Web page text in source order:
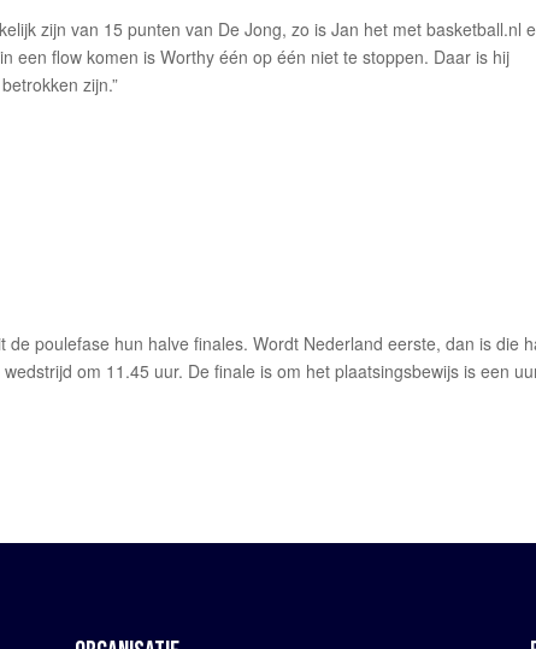
zijn van 15 punten van De Jong, zo is Jan het met basketball.nl
een flow komen is Worthy één op één niet te stoppen. Daar is hij
zijn.”
de poulefase hun halve finales. Wordt Nederland eerste, dan is die
om 11.45 uur. De finale is om het plaatsingsbewijs is een